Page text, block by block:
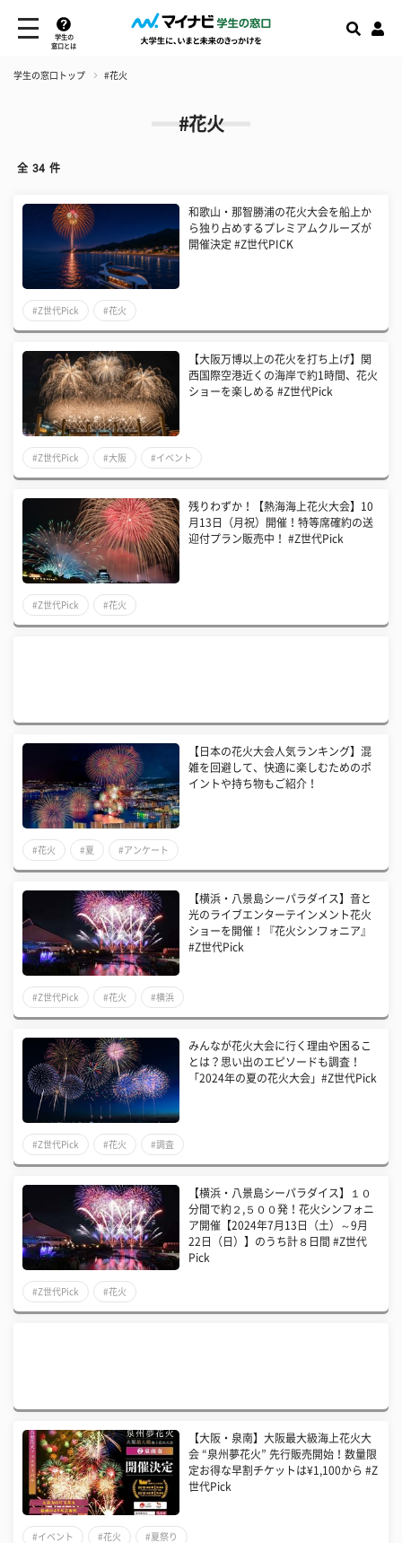
学生の
窓口とは
学生の窓口トップ #花火
#花火
全 34 件
和歌山・那智勝浦の花火大会を船上か
ら独り占めするプレミアムクルーズが
開催決定 #Z世代PICK
#Z世代Pick #花火
【大阪万博以上の花火を打ち上げ】関
西国際空港近くの海岸で約1時間、花火
ショーを楽しめる #Z世代Pick
#Z世代Pick #大阪 #イベント
残りわずか！【熱海海上花火大会】10
月13日（月祝）開催！特等席確約の送
迎付プラン販売中！ #Z世代Pick
#Z世代Pick #花火
【日本の花火大会人気ランキング】混
雑を回避して、快適に楽しむためのポ
イントや持ち物もご紹介！
#花火 #夏 #アンケート
【横浜・八景島シーパラダイス】音と
光のライブエンターテインメント花火
ショーを開催！『花火シンフォニア』
#Z世代Pick
#Z世代Pick #花火 #横浜
みんなが花火大会に行く理由や困るこ
とは？思い出のエピソードも調査！
「2024年の夏の花火大会」#Z世代Pick
#Z世代Pick #花火 #調査
【横浜・八景島シーパラダイス】１０
分間で約２,５００発！花火シンフォニ
ア開催【2024年7月13日（土）～9月
22日（日）】のうち計８日間 #Z世代
Pick
#Z世代Pick #花火
【大阪・泉南】大阪最大級海上花火大
会 “泉州夢花火” 先行販売開始！数量限
定お得な早割チケットは¥1,100から #Z
世代Pick
#イベント #花火 #夏祭り